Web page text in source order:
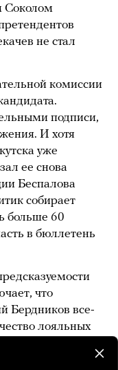
Соколом
не стал
комиссии
подписи,
И хотя
уже
ее снова
Беспалова
собирает
больше 60
в бюллетень
что
Бердников все-
лояльных
кресле мэра.
) может